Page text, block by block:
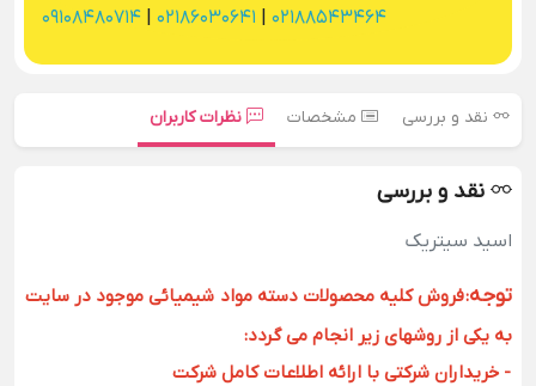
02188543464
02186030641
09108480714
نقد و بررسی مشخصات نظرات کاربران
نقد و بررسی
اسید سیتریک
توجه:فروش کلیه محصولات دسته مواد شیمیائی موجود در سایت
به یکی از روشهای زیر انجام می گردد:
- خریداران شرکتی با ارائه اطلاعات کامل شرکت